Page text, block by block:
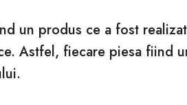
un produs ce a fost
Astfel, fiecare piesa fiind